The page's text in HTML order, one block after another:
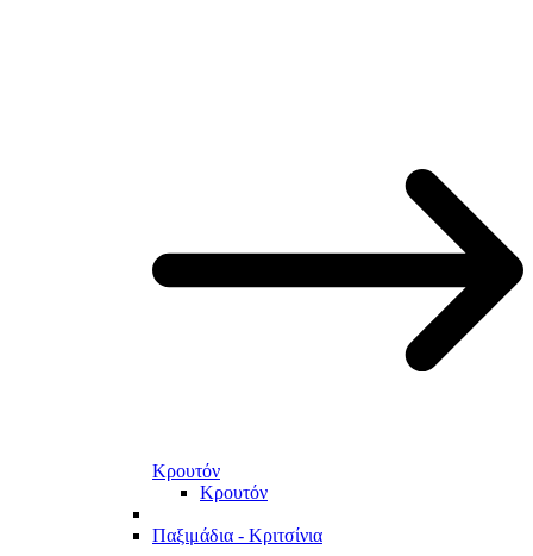
Κρουτόν
Κρουτόν
Παξιμάδια - Κριτσίνια